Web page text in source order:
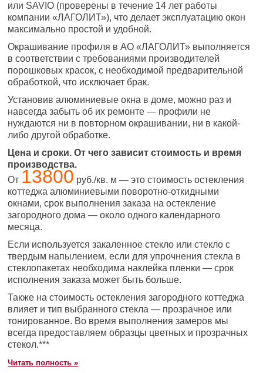
или SAVIO (проверены в течение 14 лет работы
компании «ЛАГОЛИТ»), что делает эксплуатацию окон
максимально простой и удобной.
Окрашивание профиля в АО «ЛАГОЛИТ» выполняется
в соответствии с требованиями производителей
порошковых красок, с необходимой предварительной
обработкой, что исключает брак.
Установив алюминиевые окна в доме, можно раз и
навсегда забыть об их ремонте — профили не
нуждаются ни в повторном окрашивании, ни в какой-
либо другой обработке.
Цена и сроки. От чего зависит стоимость и время
производства.
От 13800 руб./кв. м — это стоимость остекления
коттеджа алюминиевыми поворотно-откидными
окнами, срок выполнения заказа на остекление
загородного дома — около одного календарного
месяца.
Если используется закаленное стекло или стекло с
твердым напылением, если для упрочнения стекла в
стеклопакетах необходима наклейка пленки — срок
исполнения заказа может быть больше.
Также на стоимость остекления загородного коттеджа
влияет и тип выбранного стекла — прозрачное или
тонированное. Во время выполнения замеров мы
всегда предоставляем образцы цветных и прозрачных
стекол.***
Читать полность »